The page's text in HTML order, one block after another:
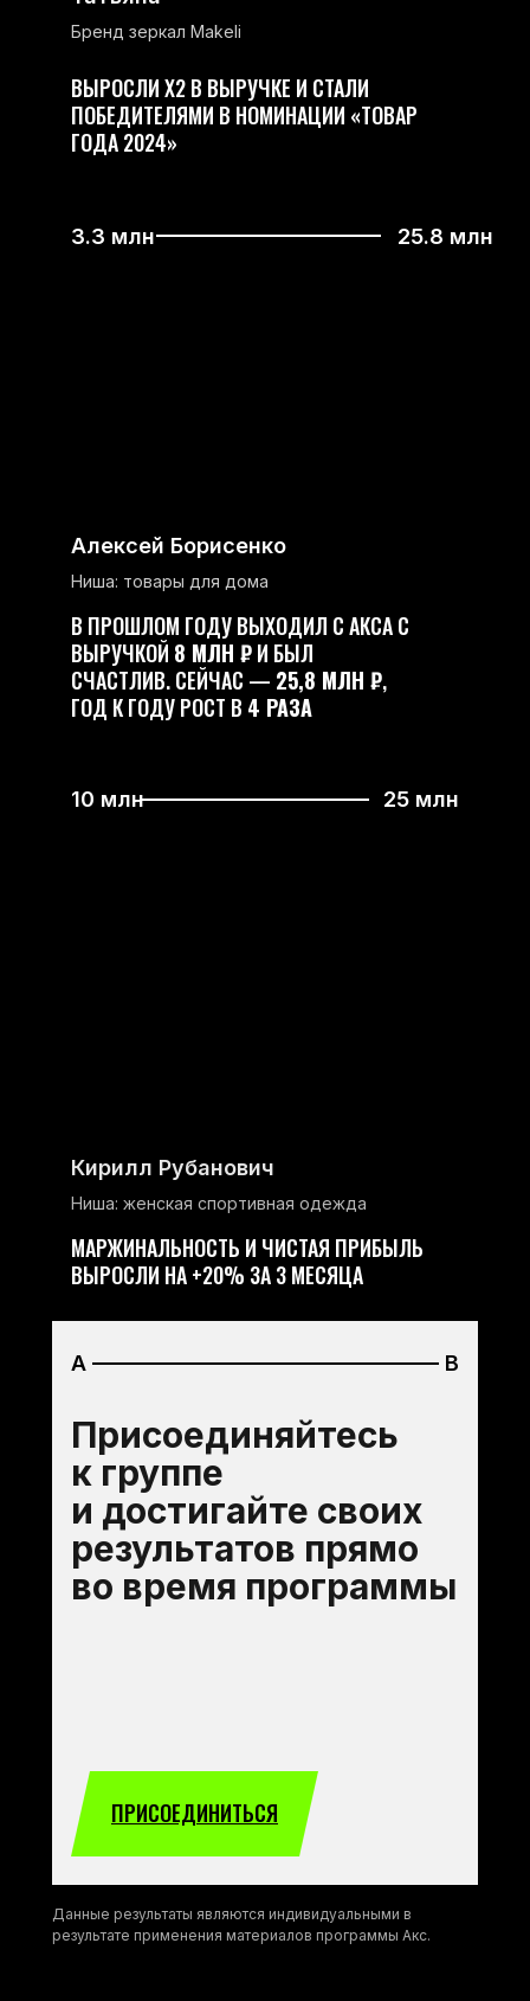
A B
Присоединяйтесь
к группе
и достигайте своих
результатов прямо
во время программы
ПРИСОЕДИНИТЬСЯ
3.3 млн 25.8 млн
Алексей Борисенко
Ниша: товары для дома
В ПРОШЛОМ ГОДУ ВЫХОДИЛ С АКСА С
ВЫРУЧКОЙ 8 МЛН ₽И БЫЛ
СЧАСТЛИВ. СЕЙЧАС — 25,8 МЛН ₽,
ГОД К ГОДУ РОСТ В 4 РАЗА
Данные результаты являются индивидуальными в
результате применения материалов программы Акс.
Бренд зеркал Makeli
ВЫРОСЛИ Х2 В ВЫРУЧКЕ И СТАЛИ
ПОБЕДИТЕЛЯМИ В НОМИНАЦИИ «ТОВАР
ГОДА 2024»
10 млн 25 млн
Кирилл Рубанович
Ниша: женская спортивная одежда
МАРЖИНАЛЬНОСТЬ И ЧИСТАЯ ПРИБЫЛЬ
ВЫРОСЛИ НА +20% ЗА 3 МЕСЯЦА